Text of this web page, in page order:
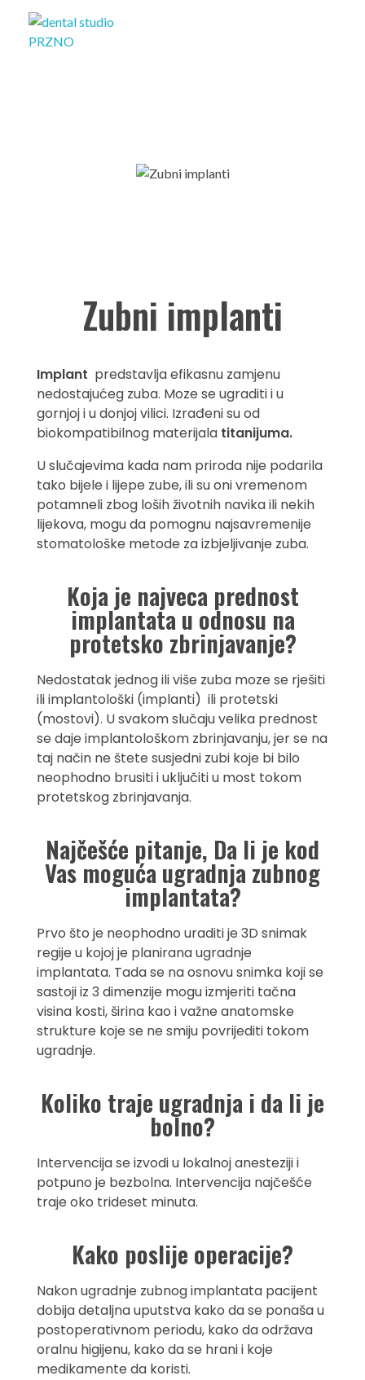
Zubni implanti
Implant predstavlja efikasnu zamjenu
nedostajućeg zuba. Moze se ugraditi i u
gornjoj i u donjoj vilici. Izrađeni su od
biokompatibilnog materijala titanijuma.
U slučajevima kada nam priroda nije podarila
tako bijele i lijepe zube, ili su oni vremenom
potamneli zbog loših životnih navika ili nekih
lijekova, mogu da pomognu najsavremenije
stomatološke metode za izbjeljivanje zuba.
Koja je najveca prednost
implantata u odnosu na
protetsko zbrinjavanje?
Nedostatak jednog ili više zuba moze se rješiti
ili implantološki (implanti) ili protetski
(mostovi). U svakom slučaju velika prednost
se daje implantološkom zbrinjavanju, jer se na
taj način ne štete susjedni zubi koje bi bilo
neophodno brusiti i uključiti u most tokom
protetskog zbrinjavanja.
Najčešće pitanje, Da li je kod
Vas moguća ugradnja zubnog
implantata?
Prvo što je neophodno uraditi je 3D snimak
regije u kojoj je planirana ugradnje
implantata. Tada se na osnovu snimka koji se
sastoji iz 3 dimenzije mogu izmjeriti tačna
visina kosti, širina kao i važne anatomske
strukture koje se ne smiju povrijediti tokom
ugradnje.
Koliko traje ugradnja i da li je
bolno?
Intervencija se izvodi u lokalnoj anesteziji i
potpuno je bezbolna. Intervencija najčešće
traje oko trideset minuta.
Kako poslije operacije?
Nakon ugradnje zubnog implantata pacijent
dobija detaljna uputstva kako da se ponaša u
postoperativnom periodu, kako da održava
oralnu higijenu, kako da se hrani i koje
medikamente da koristi.